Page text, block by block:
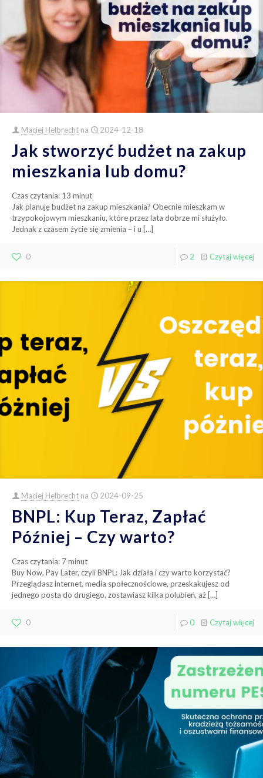
Maciej Helbrecht na 2024-12-18
Jak stworzyć budżet na zakup
mieszkania lub domu?
Czas czytania: 13 minut
Jak planuję budżet na zakup mieszkania? Obecnie mieszkam w
trzypokojowym mieszkaniu, które przez lata dobrze mi służyło.
Jednak z czasem życie się zmienia – i u […]
0 2 Czytaj więcej
Maciej Helbrecht na 2024-09-25
BNPL: Kup Teraz, Zapłać
Później – Czy warto?
Czas czytania: 7minut
Buy Now, Pay Later, czyli BNPL: Jak działa i czy warto korzystać?
Przeglądasz internet, media społecznościowe, przeskakujesz od
jednego posta do drugiego, zostawiasz kilka polubień, aż […]
0 0 Czytaj więcej